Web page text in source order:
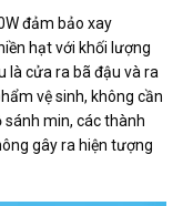
đảm bảo xay
hạt với khối lượng
là cửa ra bã đậu và ra
vệ sinh, không cần
sánh min, các thành
gây ra hiện tượng